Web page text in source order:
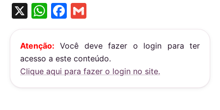
X
W
h
at
s
A
p
F
a
c
e
b
o
m
ai
l
Atenção: Você deve fazer o login para ter
acesso a este conteúdo.
Clique aqui para fazer o login no site.